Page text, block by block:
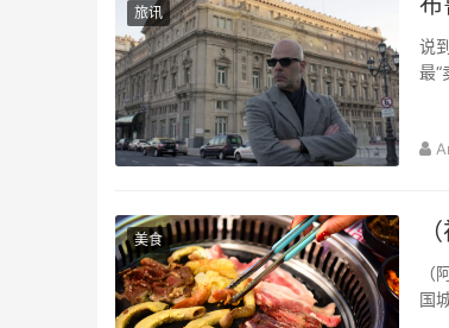
旅讯
说
最“
美食
（阿根
国